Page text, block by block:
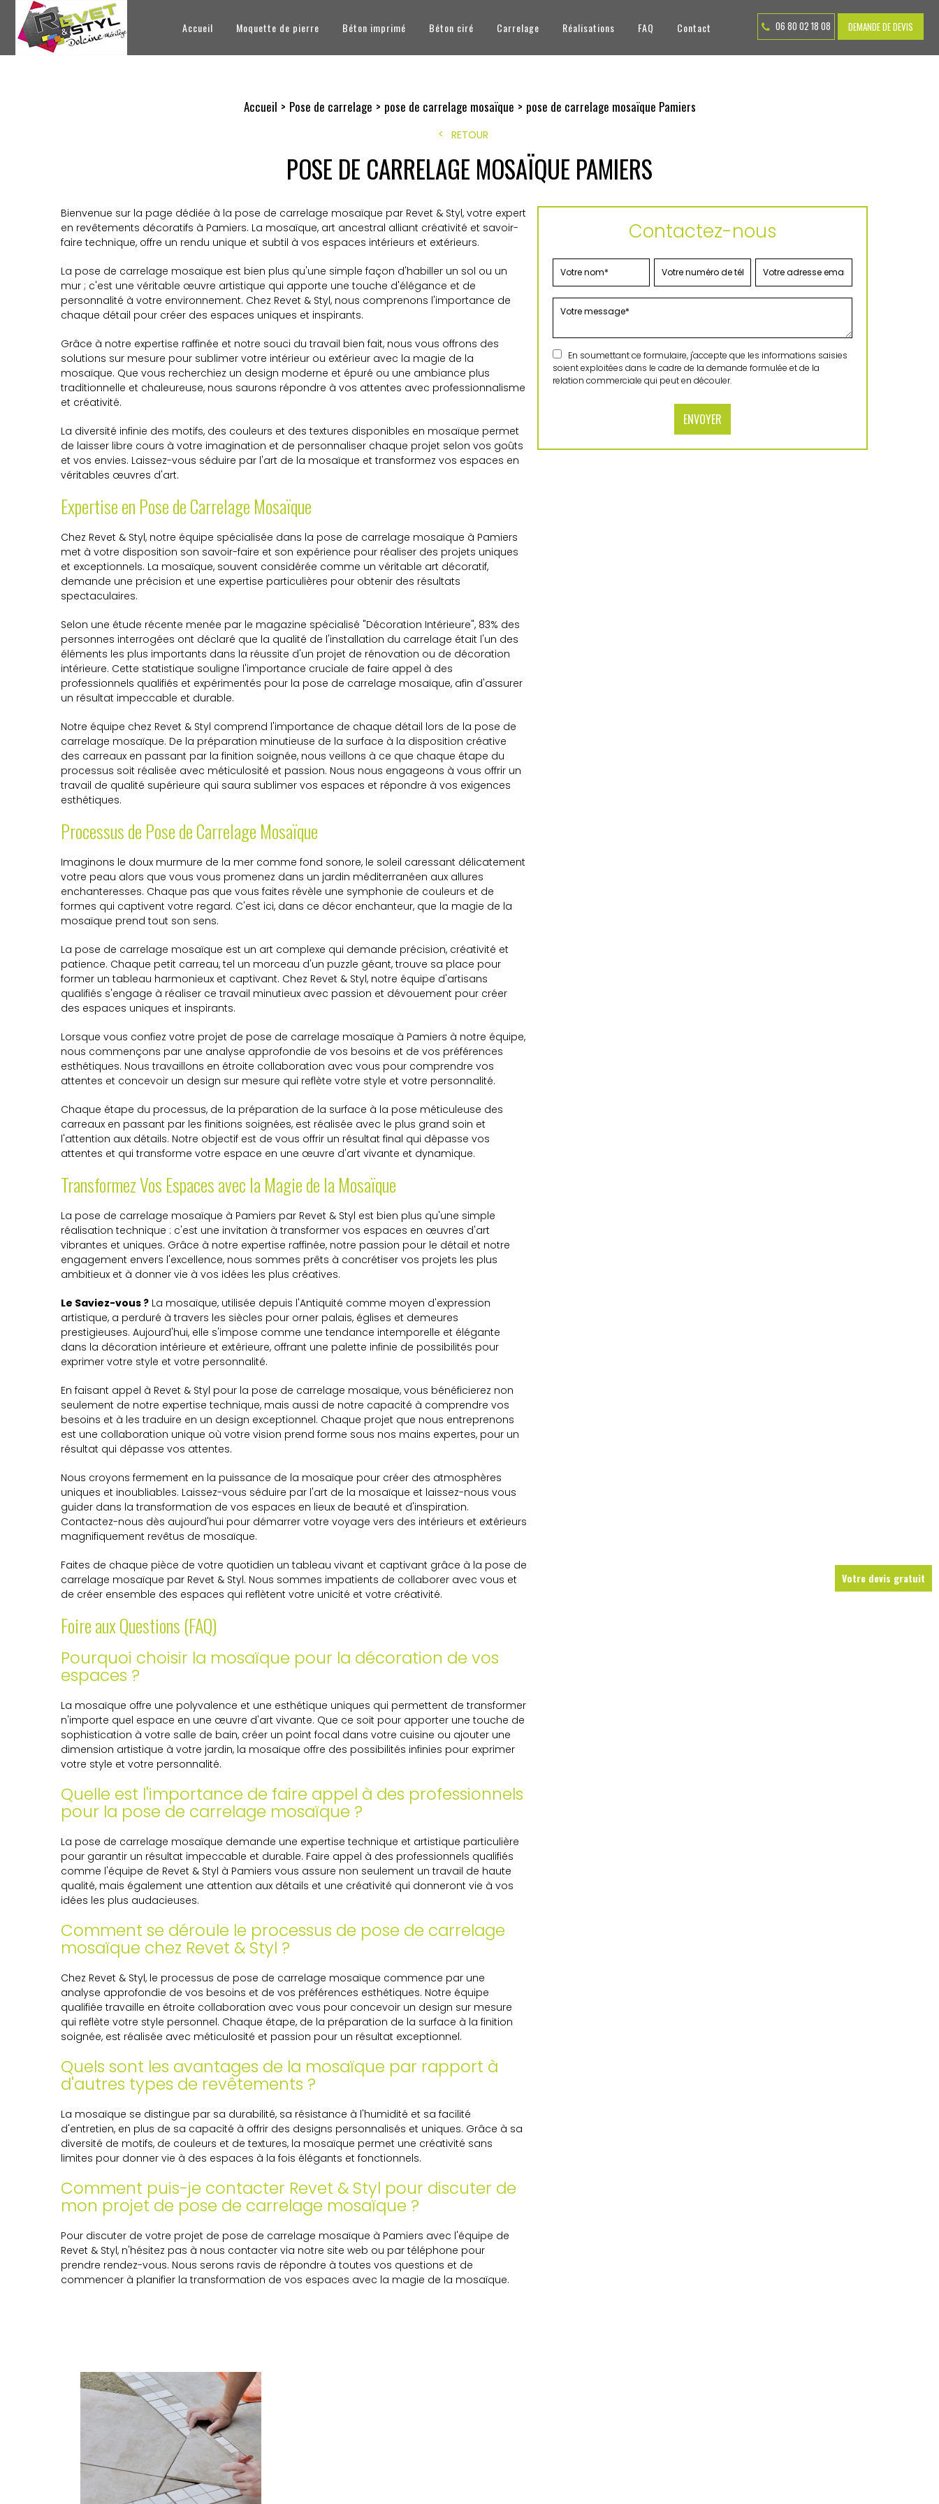
Accueil Moquette de pierre Béton imprimé Béton ciré Carrelage Réalisations FAQ Contact 06 80 02 18 08 DEMANDE DE DEVIS
Accueil Pose de carrelage pose de carrelage mosaïque pose de carrelage mosaïque Pamiers
RETOUR
POSE DE CARRELAGE MOSAÏQUE PAMIERS
Bienvenue sur la page dédiée à la pose de carrelage mosaïque par Revet & Styl, votre expert
en revêtements décoratifs à Pamiers. La mosaïque, art ancestral alliant créativité et savoir-
faire technique, offre un rendu unique et subtil à vos espaces intérieurs et extérieurs.
La pose de carrelage mosaïque est bien plus qu'une simple façon d'habiller un sol ou un
mur ; c'est une véritable œuvre artistique qui apporte une touche d'élégance et de
personnalité à votre environnement. Chez Revet & Styl, nous comprenons l'importance de
chaque détail pour créer des espaces uniques et inspirants.
Grâce à notre expertise raffinée et notre souci du travail bien fait, nous vous offrons des
solutions sur mesure pour sublimer votre intérieur ou extérieur avec la magie de la
mosaïque. Que vous recherchiez un design moderne et épuré ou une ambiance plus
traditionnelle et chaleureuse, nous saurons répondre à vos attentes avec professionnalisme
et créativité.
La diversité infinie des motifs, des couleurs et des textures disponibles en mosaïque permet
de laisser libre cours à votre imagination et de personnaliser chaque projet selon vos goûts
et vos envies. Laissez-vous séduire par l'art de la mosaïque et transformez vos espaces en
véritables œuvres d'art.
Expertise en Pose de Carrelage Mosaïque
Chez Revet & Styl, notre équipe spécialisée dans la pose de carrelage mosaïque à Pamiers
met à votre disposition son savoir-faire et son expérience pour réaliser des projets uniques
et exceptionnels. La mosaïque, souvent considérée comme un véritable art décoratif,
demande une précision et une expertise particulières pour obtenir des résultats
spectaculaires.
Selon une étude récente menée par le magazine spécialisé "Décoration Intérieure", 83% des
personnes interrogées ont déclaré que la qualité de l'installation du carrelage était l'un des
éléments les plus importants dans la réussite d'un projet de rénovation ou de décoration
intérieure. Cette statistique souligne l'importance cruciale de faire appel à des
professionnels qualifiés et expérimentés pour la pose de carrelage mosaïque, afin d'assurer
un résultat impeccable et durable.
Notre équipe chez Revet & Styl comprend l'importance de chaque détail lors de la pose de
carrelage mosaïque. De la préparation minutieuse de la surface à la disposition créative
des carreaux en passant par la finition soignée, nous veillons à ce que chaque étape du
processus soit réalisée avec méticulosité et passion. Nous nous engageons à vous offrir un
travail de qualité supérieure qui saura sublimer vos espaces et répondre à vos exigences
esthétiques.
Processus de Pose de Carrelage Mosaïque
Imaginons le doux murmure de la mer comme fond sonore, le soleil caressant délicatement
votre peau alors que vous vous promenez dans un jardin méditerranéen aux allures
enchanteresses. Chaque pas que vous faites révèle une symphonie de couleurs et de
formes qui captivent votre regard. C'est ici, dans ce décor enchanteur, que la magie de la
mosaïque prend tout son sens.
La pose de carrelage mosaïque est un art complexe qui demande précision, créativité et
patience. Chaque petit carreau, tel un morceau d'un puzzle géant, trouve sa place pour
former un tableau harmonieux et captivant. Chez Revet & Styl, notre équipe d'artisans
qualifiés s'engage à réaliser ce travail minutieux avec passion et dévouement pour créer
des espaces uniques et inspirants.
Lorsque vous confiez votre projet de pose de carrelage mosaïque à Pamiers à notre équipe,
nous commençons par une analyse approfondie de vos besoins et de vos préférences
esthétiques. Nous travaillons en étroite collaboration avec vous pour comprendre vos
attentes et concevoir un design sur mesure qui reflète votre style et votre personnalité.
Chaque étape du processus, de la préparation de la surface à la pose méticuleuse des
carreaux en passant par les finitions soignées, est réalisée avec le plus grand soin et
l'attention aux détails. Notre objectif est de vous offrir un résultat final qui dépasse vos
attentes et qui transforme votre espace en une œuvre d'art vivante et dynamique.
Transformez Vos Espaces avec la Magie de la Mosaïque
La pose de carrelage mosaïque à Pamiers par Revet & Styl est bien plus qu'une simple
réalisation technique : c'est une invitation à transformer vos espaces en œuvres d'art
vibrantes et uniques. Grâce à notre expertise raffinée, notre passion pour le détail et notre
engagement envers l'excellence, nous sommes prêts à concrétiser vos projets les plus
ambitieux et à donner vie à vos idées les plus créatives.
Le Saviez-vous ? La mosaïque, utilisée depuis l'Antiquité comme moyen d'expression
artistique, a perduré à travers les siècles pour orner palais, églises et demeures
prestigieuses. Aujourd'hui, elle s'impose comme une tendance intemporelle et élégante
dans la décoration intérieure et extérieure, offrant une palette infinie de possibilités pour
exprimer votre style et votre personnalité.
En faisant appel à Revet & Styl pour la pose de carrelage mosaïque, vous bénéficierez non
seulement de notre expertise technique, mais aussi de notre capacité à comprendre vos
besoins et à les traduire en un design exceptionnel. Chaque projet que nous entreprenons
est une collaboration unique où votre vision prend forme sous nos mains expertes, pour un
résultat qui dépasse vos attentes.
Nous croyons fermement en la puissance de la mosaïque pour créer des atmosphères
uniques et inoubliables. Laissez-vous séduire par l'art de la mosaïque et laissez-nous vous
guider dans la transformation de vos espaces en lieux de beauté et d'inspiration.
Contactez-nous dès aujourd'hui pour démarrer votre voyage vers des intérieurs et extérieurs
magnifiquement revêtus de mosaïque.
Faites de chaque pièce de votre quotidien un tableau vivant et captivant grâce à la pose de
carrelage mosaïque par Revet & Styl. Nous sommes impatients de collaborer avec vous et
de créer ensemble des espaces qui reflètent votre unicité et votre créativité.
Foire aux Questions (FAQ)
Pourquoi choisir la mosaïque pour la décoration de vos
espaces ?
La mosaïque offre une polyvalence et une esthétique uniques qui permettent de transformer
n'importe quel espace en une œuvre d'art vivante. Que ce soit pour apporter une touche de
sophistication à votre salle de bain, créer un point focal dans votre cuisine ou ajouter une
dimension artistique à votre jardin, la mosaïque offre des possibilités infinies pour exprimer
votre style et votre personnalité.
Quelle est l'importance de faire appel à des professionnels
pour la pose de carrelage mosaïque ?
La pose de carrelage mosaïque demande une expertise technique et artistique particulière
pour garantir un résultat impeccable et durable. Faire appel à des professionnels qualifiés
comme l'équipe de Revet & Styl à Pamiers vous assure non seulement un travail de haute
qualité, mais également une attention aux détails et une créativité qui donneront vie à vos
idées les plus audacieuses.
Comment se déroule le processus de pose de carrelage
mosaïque chez Revet & Styl ?
Chez Revet & Styl, le processus de pose de carrelage mosaïque commence par une
analyse approfondie de vos besoins et de vos préférences esthétiques. Notre équipe
qualifiée travaille en étroite collaboration avec vous pour concevoir un design sur mesure
qui reflète votre style personnel. Chaque étape, de la préparation de la surface à la finition
soignée, est réalisée avec méticulosité et passion pour un résultat exceptionnel.
Quels sont les avantages de la mosaïque par rapport à
d'autres types de revêtements ?
La mosaïque se distingue par sa durabilité, sa résistance à l'humidité et sa facilité
d'entretien, en plus de sa capacité à offrir des designs personnalisés et uniques. Grâce à sa
diversité de motifs, de couleurs et de textures, la mosaïque permet une créativité sans
limites pour donner vie à des espaces à la fois élégants et fonctionnels.
Comment puis-je contacter Revet & Styl pour discuter de
mon projet de pose de carrelage mosaïque ?
Pour discuter de votre projet de pose de carrelage mosaïque à Pamiers avec l'équipe de
Revet & Styl, n'hésitez pas à nous contacter via notre site web ou par téléphone pour
prendre rendez-vous. Nous serons ravis de répondre à toutes vos questions et de
commencer à planifier la transformation de vos espaces avec la magie de la mosaïque.
Contactez-nous
En soumettant ce formulaire, j'accepte que les informations saisies
soient exploitées dans le cadre de la demande formulée et de la
relation commerciale qui peut en découler.
Votre devis gratuit